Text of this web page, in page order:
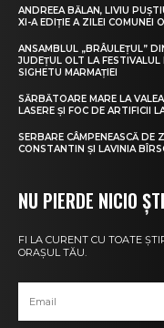
ANDREEA BĂLAN, LIVIU
XI-A EDIȚIE A ZILEI COMUNEI
ANSAMBLUL „BRÂULEȚUL”
JUDEȚUL OLT LA
SIGHETU MARMAȚIEI
SĂRBĂTOARE MARE LA
LASERE ȘI FOC DE ARTIFICII
SERBARE CÂMPENEASCĂ DE
CONSTANTIN ȘI LAVINIA
NU PIERDE NICIO
FI LA CURENT CU TOATE
ORAȘUL TĂU.